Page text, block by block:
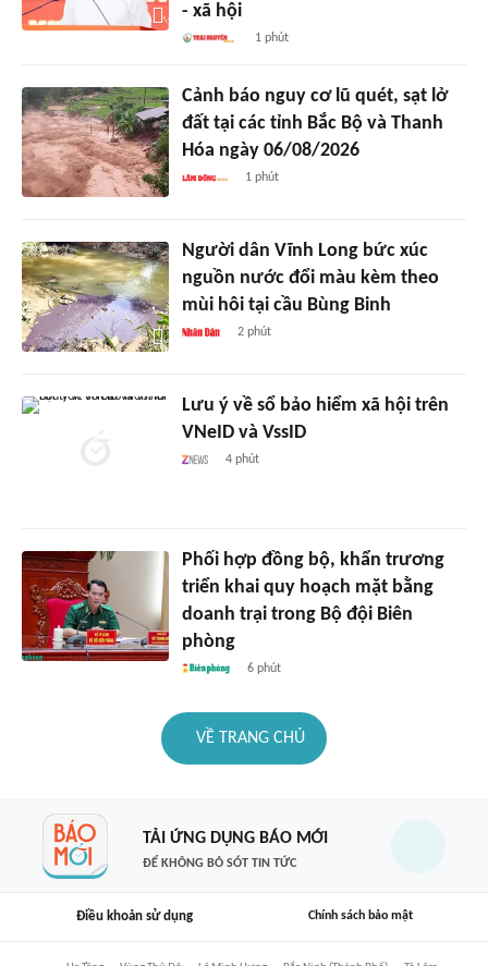
- xã hội
1 phút
Cảnh báo nguy cơ lũ quét, sạt lở
đất tại các tỉnh Bắc Bộ và Thanh
Hóa ngày 06/08/2026
1 phút
Người dân Vĩnh Long bức xúc
nguồn nước đổi màu kèm theo
mùi hôi tại cầu Bùng Binh
2 phút
Lưu ý về sổ bảo hiểm xã hội trên
VNeID và VssID
4 phút
Phối hợp đồng bộ, khẩn trương
triển khai quy hoạch mặt bằng
doanh trại trong Bộ đội Biên
phòng
6 phút
VỀ TRANG CHỦ
TẢI ỨNG DỤNG BÁO MỚI
ĐỂ KHÔNG BỎ SÓT TIN TỨC
Điều khoản sử dụng Chính sách bảo mật